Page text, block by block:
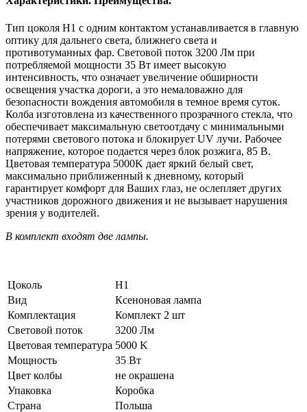
Тип цоколя H1 с одним контактом устанавливается в главную
оптику для дальнего света, ближнего света и
противотуманных фар. Световой поток 3200 Лм при
потребляемой мощности 35 Вт имеет высокую
интенсивность, что означает увеличение обширности
освещения участка дороги, а это немаловажно для
безопасности вождения автомобиля в темное время суток.
Колба изготовлена из качественного прозрачного стекла, что
обеспечивает максимальную светоотдачу с минимальными
потерями светового потока и блокирует UV лучи. Рабочее
напряжение, которое подается через блок розжига, 85 В.
Цветовая температура 5000K дает яркий белый свет,
максимально приближенный к дневному, который
гарантирует комфорт для Ваших глаз, не ослепляет других
участников дорожного движения и не вызывает нарушения
зрения у водителей.
В комплект входят две лампы.
Цоколь
H1
Вид
Ксеноновая лампа
Комплектация
Комплект 2 шт
Световой поток
3200 Лм
Цветовая температура 5000 K
Мощность
35 Вт
Цвет колбы
не окрашена
Упаковка
Коробка
Страна
Польша